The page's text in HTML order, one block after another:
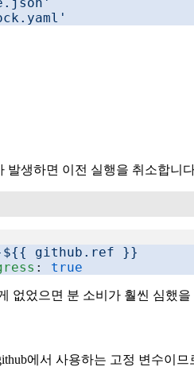
발생하면 이전 실행을 취소합니
${{ github.ref }}
: true
없었으면 분 소비가 훨씬 심했을
에서 사용하는 고정 변수이